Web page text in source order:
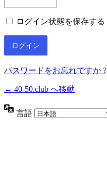
ログイン状態を保存する
パスワードをお忘れですか ?
← 40-50.club へ移動
言語